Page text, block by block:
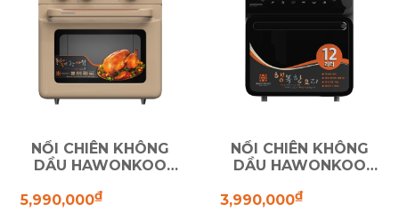
NỒI CHIÊN KHÔNG
DẦU HAWONKOO
5,990,000₫
NỒI CHIÊN KHÔNG
DẦU HAWONKOO
3,990,000₫